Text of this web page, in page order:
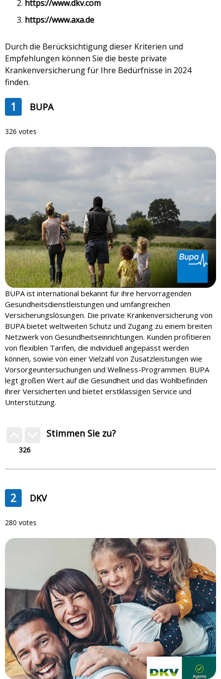
https://www.dkv.com
https://www.axa.de
Durch die Berücksichtigung dieser Kriterien und
Empfehlungen können Sie die beste private
Krankenversicherung für Ihre Bedürfnisse in 2024
finden.
1 BUPA
326 votes
BUPA ist international bekannt für ihre hervorragenden
Gesundheitsdienstleistungen und umfangreichen
Versicherungslösungen. Die private Krankenversicherung von
BUPA bietet weltweiten Schutz und Zugang zu einem breiten
Netzwerk von Gesundheitseinrichtungen. Kunden profitieren
von flexiblen Tarifen, die individuell angepasst werden
können, sowie von einer Vielzahl von Zusatzleistungen wie
Vorsorgeuntersuchungen und Wellness-Programmen. BUPA
legt großen Wert auf die Gesundheit und das Wohlbefinden
ihrer Versicherten und bietet erstklassigen Service und
Unterstützung.
326
Stimmen Sie zu?
2 DKV
280 votes